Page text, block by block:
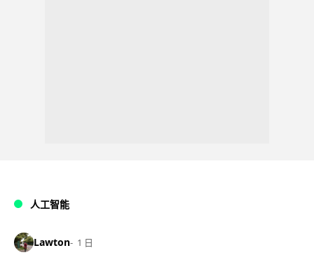
人工智能
Lawton 1 日